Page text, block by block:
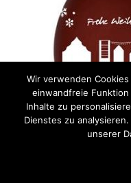
Wir verwenden
einwandfreie
Inhalte zu
Dienstes zu
unserer